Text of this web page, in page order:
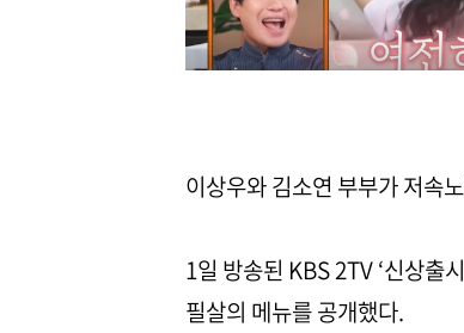
이상우와 김소연 부부가 저속
1일 방송된 KBS 2TV ‘신상출
필살의 메뉴를 공개했다.